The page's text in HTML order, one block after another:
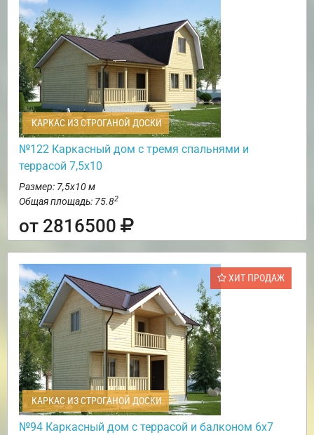
КАРКАС ИЗ СТРОГАНОЙ ДОСКИ
№122 Каркасный дом с тремя спальнями и
террасой 7,5х10
Размер: 7,5х10 м
Общая площадь: 75.82
от 2816500
ХИТ ПРОДАЖ
КАРКАС ИЗ СТРОГАНОЙ ДОСКИ
№94 Каркасный дом с террасой и балконом 6х7